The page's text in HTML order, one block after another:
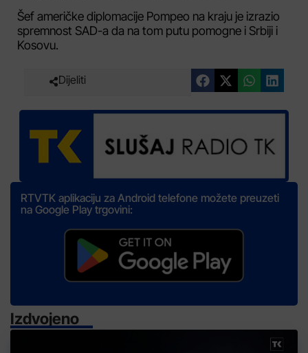
Šef američke diplomacije Pompeo na kraju je izrazio
spremnost SAD-a da na tom putu pomogne i Srbiji i
Kosovu.
Dijeliti
RTVTK aplikaciju za Android telefone možete preuzeti
na Google Play trgovini:
Izdvojeno